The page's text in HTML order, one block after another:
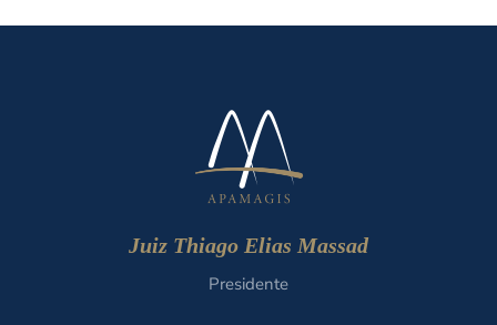
Juiz Thiago Elias Massad
Presidente